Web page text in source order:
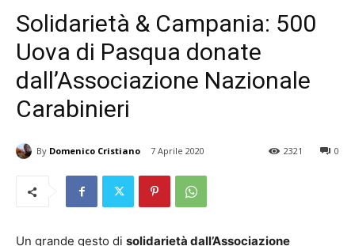
Solidarietà & Campania: 500
Uova di Pasqua donate
dall’Associazione Nazionale
Carabinieri
By Domenico Cristiano 7 Aprile 2020 0
2321
Un grande gesto di solidarietà dall’Associazione